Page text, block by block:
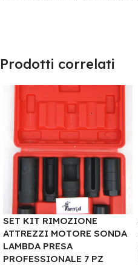
Prodotti correlati
SET KIT RIMOZIONE
ATTREZZI MOTORE SONDA
LAMBDA PRESA
PROFESSIONALE 7 PZ